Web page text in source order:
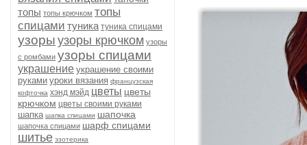
топы топы крючком топы
спицами туника туника спицами
узоры узоры крючком узоры
с ромбами узоры спицами
украшение украшение своими
руками уроки вязания французская
кофточка хэнд мэйд цветы цветы
крючком цветы своими руками
шапка шапка спицами шапочка
шапочка спицами шарф спицами
шитье эзотерика